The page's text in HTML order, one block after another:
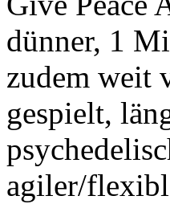
dünner, 1
zudem weit
gespielt,
agiler/